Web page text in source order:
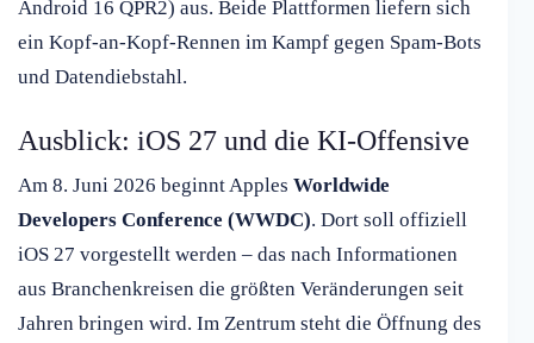
Android 16 QPR2) aus. Beide Plattformen liefern sich
ein Kopf-an-Kopf-Rennen im Kampf gegen Spam-Bots
und Datendiebstahl.
Ausblick: iOS 27 und die KI-Offensive
Am 8. Juni 2026 beginnt Apples Worldwide
Developers Conference (WWDC). Dort soll offiziell
iOS 27 vorgestellt werden – das nach Informationen
aus Branchenkreisen die größten Veränderungen seit
Jahren bringen wird. Im Zentrum steht die Öffnung des